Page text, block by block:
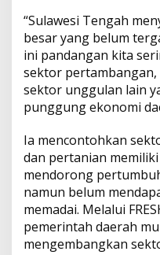
r
p
o
t
e
n
s
e
s
a
r
d
a
l
a
“Sulawesi Tengah
besar yang belum
ini pandangan kita
sektor pertambangan,
sektor unggulan lain
punggung ekonomi
Ia mencontohkan
dan pertanian
mendorong
namun belum
memadai. Melalui
pemerintah daerah
mengembangkan